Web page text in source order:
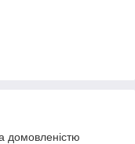
домовленістю